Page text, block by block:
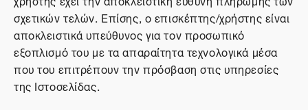
σχετικών τελών. Επίσης, ο επισκέπτης/χρήστης είναι
αποκλειστικά υπεύθυνος για τον προσωπικό
εξοπλισμό του με τα απαραίτητα τεχνολογικά μέσα
που του επιτρέπουν την πρόσβαση στις υπηρεσίες
της Ιστοσελίδας.